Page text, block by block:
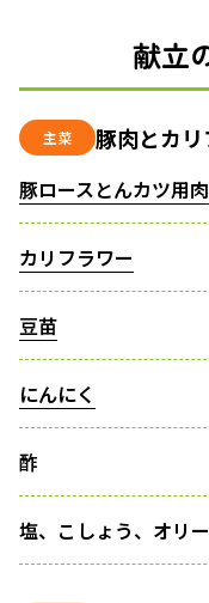
献立
主菜 豚肉とカ
豚ロースとんカツ用肉
カリフラワー
豆苗
にんにく
酢
塩、こしょう、オリ